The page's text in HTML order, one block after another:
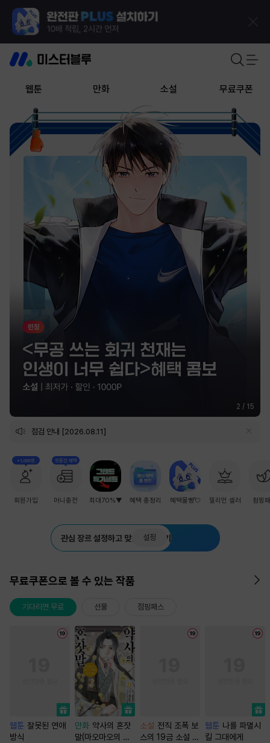
웹툰 만화 소설 무료쿠폰
2 / 15
점검 안내 [2026.08.11]
+1,000원
회원가입
첫충전 혜택
머니충전 최대70%▼ 혜택 총정리 혜택몰빵💘 밀리언 셀러 점핑
관심 장르 설정하고 맞춤 추천 받기
설정
무료쿠폰으로 볼 수 있는 작품
기다리면 무료 선물 점핑패스
웹툰 잘못된 연애
방식
만화 약사의 혼잣
말(마오마오의 후
소설 전직 조폭 보
스의 19금 소설 속
웹툰 나를 파멸시
킬 그대에게